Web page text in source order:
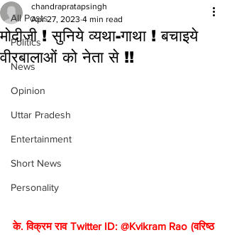
All Posts
Politics
News
Opinion
Uttar Pradesh
Entertainment
Short News
Personality
मोदीजी ! सुनिये व्यथा-गाथा ! बचाइये
वीरबालाओं को नेता से !!
chandrapratapsingh
Apr 27, 2023 4 min read
के. विक्रम राव Twitter ID: @Kvikram Rao (वरिष्ठ